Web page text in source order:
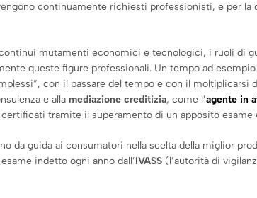
continuamente richiesti professionisti, e per
mutamenti economici e tecnologici, i ruoli di
queste figure professionali. Un tempo ad
con il passare del tempo e con il
e alla mediazione creditizia, come l’agente in
tramite il superamento di un apposito esame
da guida ai consumatori nella scelta della miglior
indetto ogni anno dall’IVASS (l’autorità di